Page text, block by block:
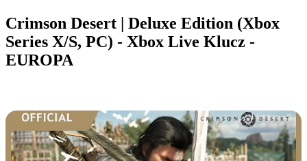
Crimson Desert | Deluxe Edition (Xbox
Series X/S, PC) - Xbox Live Klucz -
EUROPA